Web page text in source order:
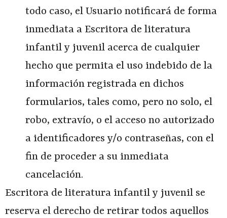
todo caso, el Usuario notificará de forma
inmediata a Escritora de literatura
infantil y juvenil acerca de cualquier
hecho que permita el uso indebido de la
información registrada en dichos
formularios, tales como, pero no solo, el
robo, extravío, o el acceso no autorizado
a identificadores y/o contraseñas, con el
fin de proceder a su inmediata
cancelación.
Escritora de literatura infantil y juvenil se
reserva el derecho de retirar todos aquellos